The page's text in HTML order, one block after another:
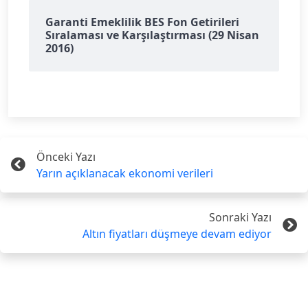
Garanti Emeklilik BES Fon Getirileri
Sıralaması ve Karşılaştırması (29 Nisan
2016)
Önceki Yazı
Yarın açıklanacak ekonomi verileri
Sonraki Yazı
Altın fiyatları düşmeye devam ediyor